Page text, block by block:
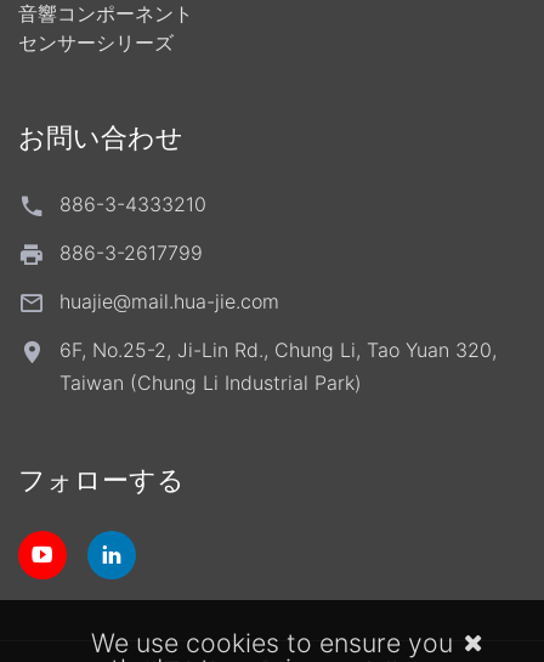
音響コンポーネント
センサーシリーズ
お問い合わせ
886-3-4333210
886-3-2617799
huajie@mail.hua-jie.com
6F, No.25-2, Ji-Lin Rd., Chung Li, Tao Yuan 320,
Taiwan (Chung Li Industrial Park)
フォローする
We use cookies to ensure you